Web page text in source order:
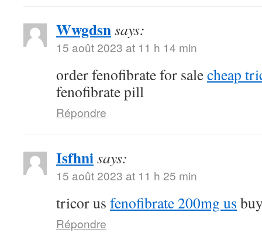
Wwgdsnsays:
15 août 2023 at 11 h 14 min
order fenofibrate for salecheap
fenofibrate pill
Répondre
Isfhnisays:
15 août 2023 at 11 h 25 min
tricor us fenofibrate 200mg us
Répondre